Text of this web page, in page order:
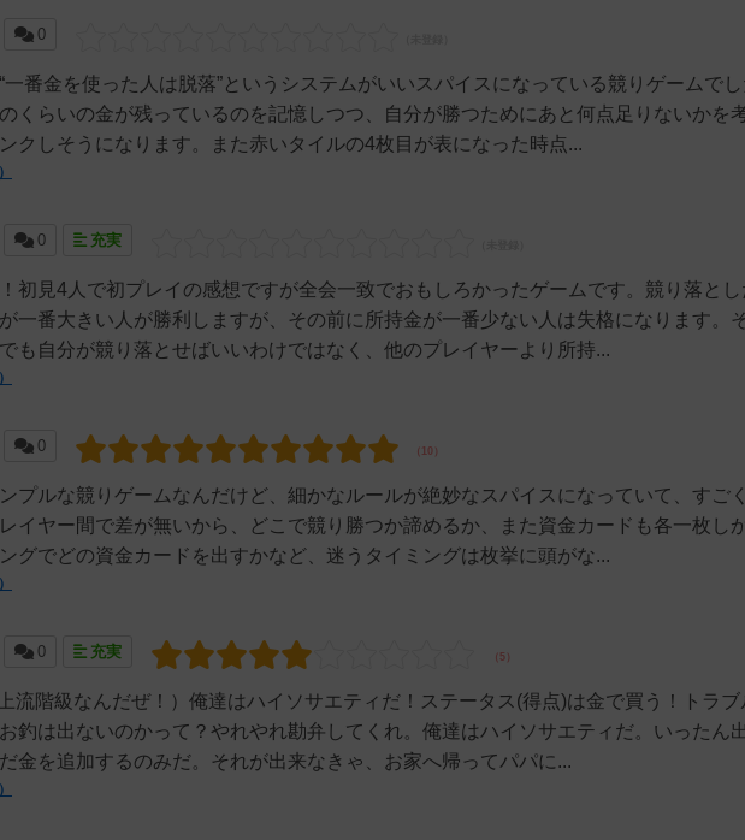
0
一番金を使った人は脱落”というシステムがいいスパイスになっている競りゲームでし
くらいの金が残っているのを記憶しつつ、自分が勝つためにあと何点足りないかを
クしそうになります。また赤いタイルの4枚目が表になった時点...
0 充実
初見4人で初プレイの感想ですが全会一致でおもしろかったゲームです。競り落とし
一番大きい人が勝利しますが、その前に所持金が一番少ない人は失格になります。
も自分が競り落とせばいいわけではなく、他のプレイヤーより所持...
0
プルな競りゲームなんだけど、細かなルールが絶妙なスパイスになっていて、すご
イヤー間で差が無いから、どこで競り勝つか諦めるか、また資金カードも各一枚し
グでどの資金カードを出すかなど、迷うタイミングは枚挙に頭がな...
0 充実
流階級なんだぜ！）俺達はハイソサエティだ！ステータス(得点)は金で買う！トラブ
釣は出ないのかって？やれやれ勘弁してくれ。俺達はハイソサエティだ。いったん
金を追加するのみだ。それが出来なきゃ、お家へ帰ってパパに...